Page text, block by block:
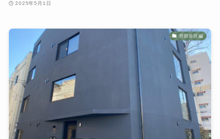
2025年5月1日
世田谷区編